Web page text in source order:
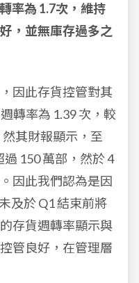
率為 1.7次，維持
，並無庫存過多之
因此存貨控管對其
轉率為 1.39 次，較
其財報顯示，至
150 萬部，然於 4
因此我們認為是因
及於 Q1 結束前將
存貨週轉率顯示與
管良好，在管理層